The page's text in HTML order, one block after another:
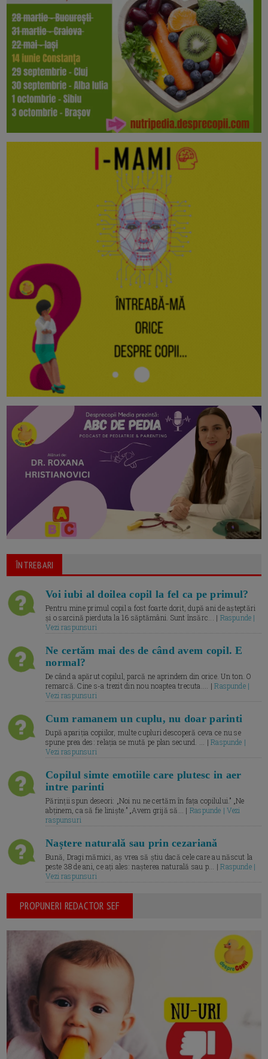
ÎNTREBARI
Voi iubi al doilea copil la fel ca pe primul?
Pentru mine primul copil a fost foarte dorit, după ani de așteptări
și o sarcină pierduta la 16 săptămâni. Sunt însărc... | Raspunde |
Vezi raspunsuri
Ne certăm mai des de când avem copil. E
normal?
De când a apărut copilul, parcă ne aprindem din orice. Un ton. O
remarcă. Cine s-a trezit din nou noaptea trecuta.... |Raspunde |
Vezi raspunsuri
Cum ramanem un cuplu, nu doar parinti
După apariția copiilor, multe cupluri descoperă ceva ce nu se
spune prea des: relația se mută pe plan secund. ... |Raspunde |
Vezi raspunsuri
Copilul simte emotiile care plutesc in aer
intre parinti
Părinții spun deseori: „Noi nu ne certăm în fața copilului.” „Ne
abținem, ca să fie liniște.” „Avem grijă să... | Raspunde | Vezi
raspunsuri
Naștere naturală sau prin cezariană
Bună, Dragi mămici, aș vrea să știu dacă cele care au născut la
peste 38 de ani, ce ați ales: nașterea naturală sau p... |Raspunde |
Vezi raspunsuri
PROPUNERI REDACTOR SEF